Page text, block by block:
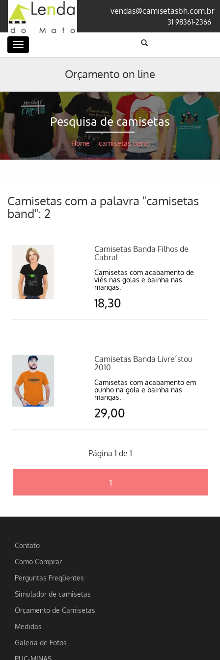
vendas@camisetasbh.com.br
31 98361-2366
Categorias
Orçamento on line
Pesquisa de camisetas
Home / camisetas band
Camisetas com a palavra "camisetas
band": 2
Camisetas Banda Filhos de
Cabral
Camisetas com acabamento de
viés nas golas e bainha nas
mangas.
18,30
Camisetas Banda Livre´stou
2010
Camisetas com acabamento em
punho na gola e bainha nas
mangas.
29,00
Página 1 de 1
1
Contato
Como Comprar
Perguntas Freqüentes
Simulador de camisetas
Orçamento de Camisetas
Medidas
Galeria de Fotos